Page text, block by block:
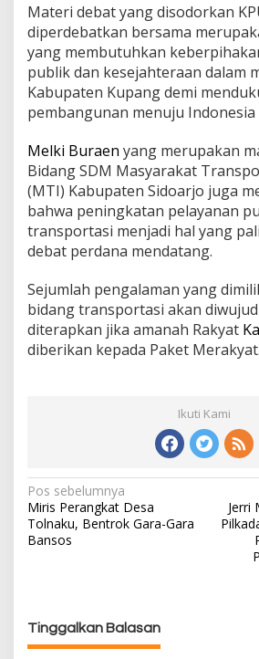
Materi debat yang disodorkan
diperdebatkan bersama
yang membutuhkan
publik dan kesejahteraan dalam
Kabupaten Kupang demi
pembangunan menuju Indonesia
Melki Buraen yang merupakan
Bidang SDM Masyarakat
(MTI) Kabupaten Sidoarjo juga
bahwa peningkatan pelayanan
transportasi menjadi hal yang
debat perdana mendatang.
Sejumlah pengalaman yang
bidang transportasi akan
diterapkan jika amanah Rakyat
diberikan kepada Paket Merakyat.
Ikuti Kami
N
a
v
p
Pos sebelumnya
Miris Perangkat Desa
Tolnaku, Bentrok Gara-Gara
Bansos
Jerri
Tinggalkan Balasan